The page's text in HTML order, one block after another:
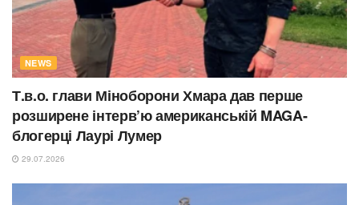
NEWS
Т.в.о. глави Міноборони Хмара дав перше
розширене інтерв’ю американській MAGA-
блогерці Лаурі Лумер
29.07.2026